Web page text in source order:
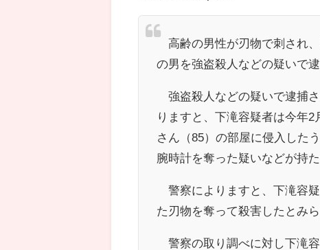
高齢の男性が刃物で刺され
の男を強盗殺人などの疑いで逮
強盗殺人などの疑いで逮捕
りますと、下滝容疑者は今年
さん（85）の部屋に侵入した
腕時計を奪った疑いなどが持た
警察によりますと、下滝容
た刃物を奪って殺害したとみ
警察の取り調べに対し下滝容